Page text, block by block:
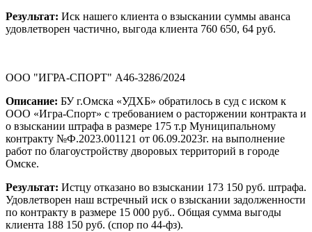
Результат: Иск нашего клиента о взыскании суммы аванса
удовлетворен частично, выгода клиента 760 650, 64 руб.
ООО "ИГРА-СПОРТ" А46-3286/2024
Описание: БУ г.Омска «УДХБ» обратилось в суд с иском к
ООО «Игра-Спорт» с требованием о расторжении контракта и
о взыскании штрафа в размере 175 т.р Муниципальному
контракту №Ф.2023.001121 от 06.09.2023г. на выполнение
работ по благоустройству дворовых территорий в городе
Омске.
Результат: Истцу отказано во взыскании 173 150 руб. штрафа.
Удовлетворен наш встречный иск о взыскании задолженности
по контракту в размере 15 000 руб.. Общая сумма выгоды
клиента 188 150 руб. (спор по 44-фз).